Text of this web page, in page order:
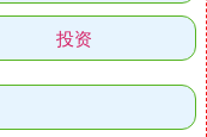
投资